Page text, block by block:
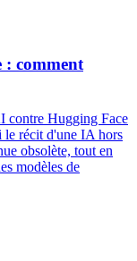
: comment
contre Hugging Face
le récit d'une IA hors
obsolète, tout en
modèles de